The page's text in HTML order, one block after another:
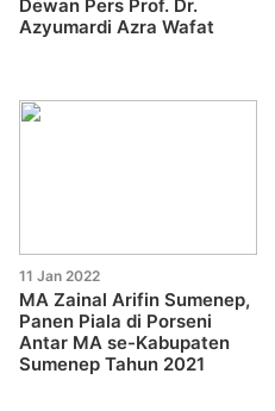
Dewan Pers Prof. Dr.
Azyumardi Azra Wafat
11 Jan 2022
MA Zainal Arifin Sumenep,
Panen Piala di Porseni
Antar MA se-Kabupaten
Sumenep Tahun 2021